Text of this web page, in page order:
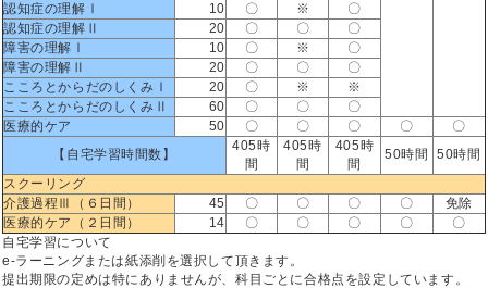
認知症の理解Ⅰ 10 〇 ※
〇
認知症の理解Ⅱ
20 〇 〇
〇
障害の理解Ⅰ
10 〇 ※
〇
障害の理解Ⅱ
20 〇 〇
〇
こころとからだのしくみⅠ
20 〇 ※
※
こころとからだのしくみⅡ
60 〇 〇
〇
医療的ケア
50 〇 〇 〇 〇
〇
【自宅学習時間数】
405時
間
405時
間
405時
間
50時間
50時間
スクーリング
介護過程Ⅲ（６日間）
45 〇 〇 〇 〇
免除
医療的ケア（２日間）
14 〇 〇 〇 〇
〇
自宅学習について
e-ラーニングまたは紙添削を選択して頂きます。
提出期限の定めは特にありませんが、科目ごとに合格点を設定しています。